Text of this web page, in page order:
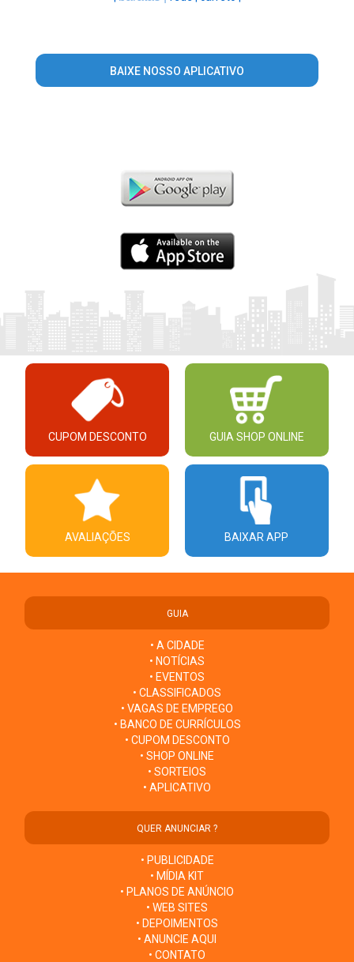
BAIXE NOSSO APLICATIVO
CUPOM DESCONTO GUIA SHOP ONLINE
AVALIAÇÕES BAIXAR APP
GUIA
• A CIDADE
• NOTÍCIAS
• EVENTOS
• CLASSIFICADOS
• VAGAS DE EMPREGO
• BANCO DE CURRÍCULOS
• CUPOM DESCONTO
• SHOP ONLINE
• SORTEIOS
• APLICATIVO
QUER ANUNCIAR ?
• PUBLICIDADE
• MÍDIA KIT
• PLANOS DE ANÚNCIO
• WEB SITES
• DEPOIMENTOS
• ANUNCIE AQUI
• CONTATO